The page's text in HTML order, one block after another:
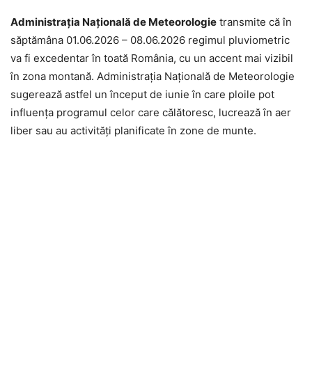
Administrația Națională de Meteorologie transmite că în
săptămâna 01.06.2026 – 08.06.2026 regimul pluviometric
va fi excedentar în toată România, cu un accent mai vizibil
în zona montană. Administrația Națională de Meteorologie
sugerează astfel un început de iunie în care ploile pot
influența programul celor care călătoresc, lucrează în aer
liber sau au activități planificate în zone de munte.